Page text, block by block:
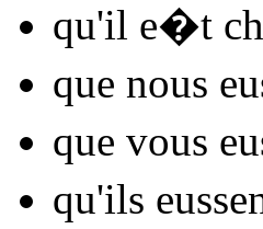
qu'il e�t
que nous
que vous
qu'ils